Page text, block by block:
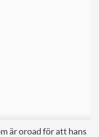
är oroad för att hans